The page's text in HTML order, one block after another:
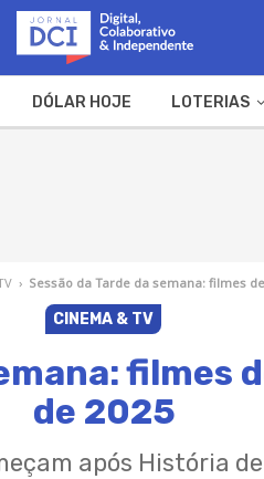
DÓLAR HOJE LOTERIAS
› Sessão da Tarde da semana: filmes
CINEMA & TV
filmes
de 2025
após História